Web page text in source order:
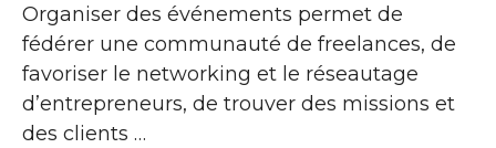
Organiser des événements permet de
fédérer une communauté de freelances, de
favoriser le networking et le réseautage
d’entrepreneurs, de trouver des missions et
des clients …